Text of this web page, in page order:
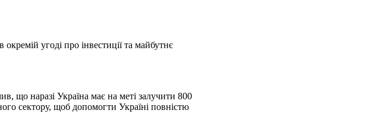
угоді про інвестиції та майбутнє
що наразі Україна має на меті залучити 800
сектору, щоб допомогти Україні повністю